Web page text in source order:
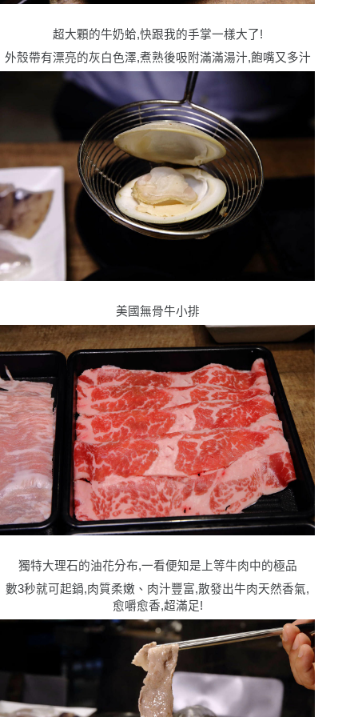
超大顆的牛奶蛤,快跟我的手掌一樣大了!
外殼帶有漂亮的灰白色澤,煮熟後吸附滿滿湯汁,飽嘴又多汁
美國無骨牛小排
獨特大理石的油花分布,一看便知是上等牛肉中的極品
數3秒就可起鍋,肉質柔嫩、肉汁豐富,散發出牛肉天然香氣,
愈嚼愈香,超滿足!